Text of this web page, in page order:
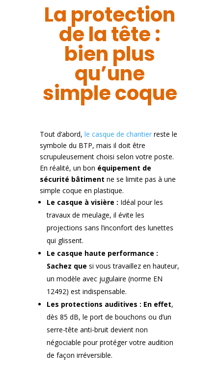
La protection
de la tête :
bien plus
qu’une
simple coque
Tout d’abord, le casque de chantierreste le
symbole du BTP, mais il doit être
scrupuleusement choisi selon votre poste.
En réalité, un bon équipement de
sécurité bâtiment ne se limite pas à une
simple coque en plastique.
Le casque à visière : Idéal pour les
travaux de meulage, il évite les
projections sans l’inconfort des lunettes
qui glissent.
Le casque haute performance :
Sachez que si vous travaillez en hauteur,
un modèle avec jugulaire (norme EN
12492) est indispensable.
Les protections auditives : En effet,
dès 85 dB, le port de bouchons ou d’un
serre-tête anti-bruit devient non
négociable pour protéger votre audition
de façon irréversible.